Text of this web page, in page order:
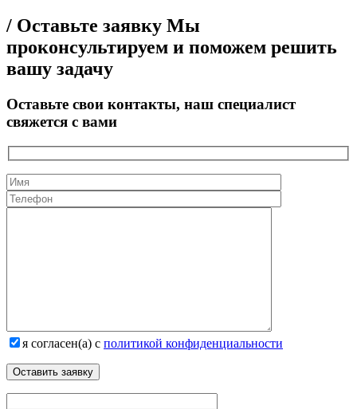
/ Оставьте заявку Мы
проконсультируем и поможем решить
вашу задачу
Оставьте свои контакты, наш специалист
свяжется с вами
я согласен(а) с политикой конфиденциальности